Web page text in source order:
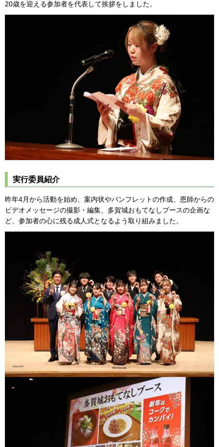
20歳を迎える参加者を代表して挨拶をしました。
実行委員紹介
昨年4月から活動を始め、案内状やパンフレットの作成、恩師からの
ビデオメッセージの撮影・編集、多賀城おもてなしブースの企画な
ど、参加者の心に残る成人式となるよう取り組みました。